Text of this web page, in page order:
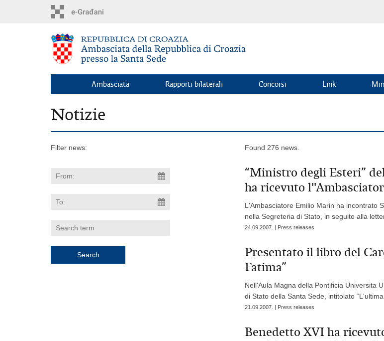
Ambasciata Rapporti bilaterali Concorsi Link
Notizie
Filter news: Found 276 news.
“Ministro degli Esteri”
ha ricevuto
L'Ambasciatore Emilio Marin ha incontrato
nella Segreteria di Stato, in seguito alla
24.09.2007. | Press releases
Presentato il libro del
Fatima”
Nell'Aula Magna della Pontificia Universita
di Stato della Santa Sede, intitolato
21.09.2007. | Press releases
Benedetto XVI ha